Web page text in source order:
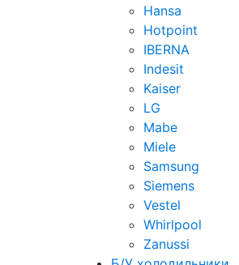
Hansa
Hotpoint
IBERNA
Indesit
Kaiser
LG
Mabe
Miele
Samsung
Siemens
Vestel
Whirlpool
Zanussi